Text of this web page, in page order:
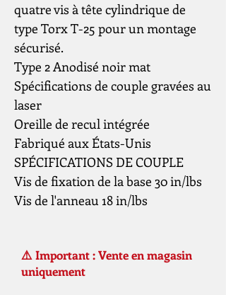
quatre vis à tête cylindrique de
type Torx T-25 pour un montage
sécurisé.
Type 2 Anodisé noir mat
Spécifications de couple gravées au
laser
Oreille de recul intégrée
Fabriqué aux États-Unis
SPÉCIFICATIONS DE COUPLE
Vis de fixation de la base 30 in/lbs
Vis de l'anneau 18 in/lbs
⚠️ Important : Vente en magasin
uniquement